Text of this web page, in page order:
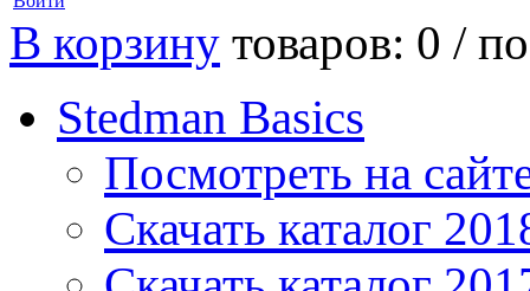
В корзину товаров: 0 /
Stedman Basics
Посмотреть на
Скачать каталог